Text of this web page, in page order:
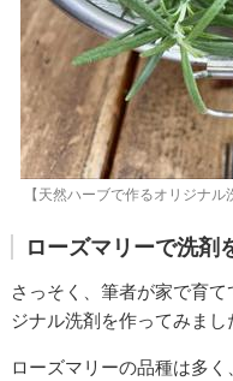
【天然ハーブで作るオリジナ
ローズマリーで洗剤
さっそく、筆者が家で育
ジナル洗剤を作ってみまし
ローズマリーの品種は多く